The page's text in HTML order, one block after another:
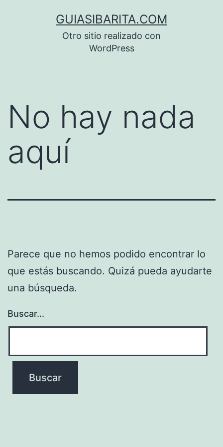
GUIASIBARITA.COM
Otro sitio realizado con
WordPress
No hay nada
aquí
Parece que no hemos podido encontrar lo
que estás buscando. Quizá pueda ayudarte
una búsqueda.
Buscar...